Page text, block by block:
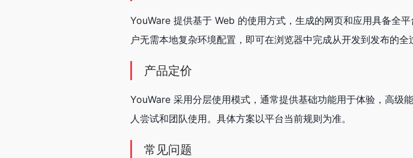
YouWare 提供基于 Web 的使用方式，生成的网页和应用具备全
户无需本地复杂环境配置，即可在浏览器中完成从开发到发布的全
产品定价
YouWare 采用分层使用模式，通常提供基础功能用于体验，高级
人尝试和团队使用。具体方案以平台当前规则为准。
常见问题